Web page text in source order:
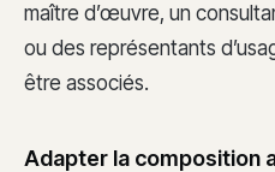
maître d’œuvre, un
ou des représentants
être associés.
Adapter la composition